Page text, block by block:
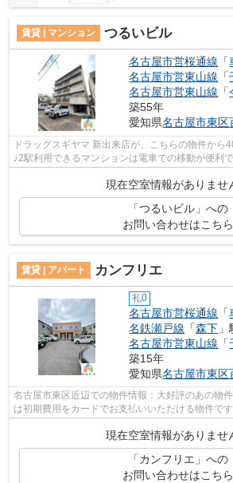
賃貸 | マンション つるいビル
名古屋市営桜通線 「
名古屋市営東山線 「
名古屋市営東山線 「
築55年
愛知県名古屋市東区
ドラッグスギヤマ 新出来店が、こちらの物件から
♪2駅利用できるマンションは電車での移動が便利
しをサクッと終えられるように、敷地内...
現在空室情報がありませ
「つるいビル」への
お問い合わせはこちら
賃貸 | アパート カンフリエ
礼0
名古屋市営桜通線 「
名鉄瀬戸線 「森下
名古屋市営東山線 「
築15年
愛知県名古屋市東区
名古屋市東区近辺での物件情報：大好評のあの物
は初期費用をカードでお支払いいただける物件で
現在空室情報がありませ
「カンフリエ」への
お問い合わせはこちら